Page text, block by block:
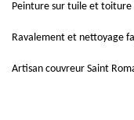
Peinture sur tuile et toiture
Ravalement et nettoyage
Artisan couvreur Saint